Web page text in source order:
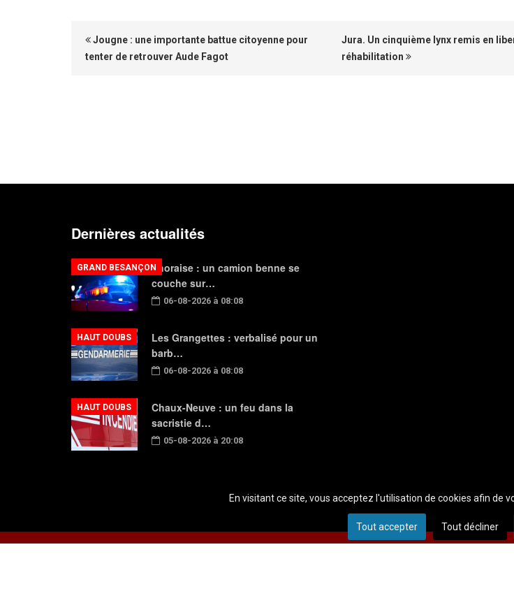
Jougne : une importante battue citoyenne pour
tenter de retrouver Aude Fagot
Jura. Un cinquième lynx remis en
réhabilitation
Dernières actualités
Thoraise : un camion benne se
couche sur…
06-08-2026 à 08:08
GRAND BESANÇON
Les Grangettes : verbalisé pour un
barb…
06-08-2026 à 08:08
HAUT DOUBS
Chaux-Neuve : un feu dans la
sacristie d…
05-08-2026 à 20:08
HAUT DOUBS
En visitant ce site, vous acceptez l'utilisation de cookies afin de
Tout accepter Tout décliner